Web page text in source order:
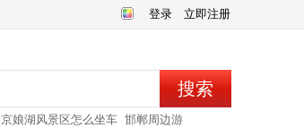
登录 立即注册
搜索
京娘湖风景区怎么坐车 邯郸周边游